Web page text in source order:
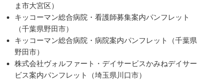
ま市大宮区）
キッコーマン総合病院・看護師募集案内パンフレット
（千葉県野田市）
キッコーマン総合病院・病院案内パンフレット（千葉県
野田市）
株式会社ヴォルファート・デイサービスかみねデイサー
ビス案内パンフレット（埼玉県川口市）